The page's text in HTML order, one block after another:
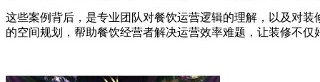
这些案例背后，是专业团队对餐饮运营逻辑的理解，以及对
的空间规划，帮助餐饮经营者解决运营效率难题，让装修不仅